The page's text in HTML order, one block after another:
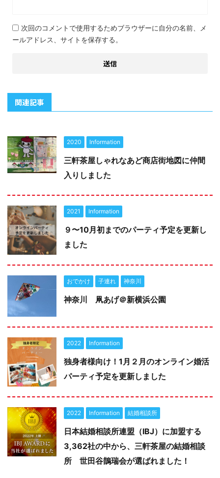
次回のコメントで使用するためブラウザーに自分の名前、メ
ールアドレス、サイトを保存する。
関連記事
2020 Information
三軒茶屋しゃれなあど商店街地図に仲間
入りしました
2021 Information
９〜10月初までのパーティ予定を更新し
ました
おでかけ 子連れ 神奈川
神奈川 凧あげ＠新横浜公園
2022 Information
独身者様向け！1月２月のオンライン婚活
パーティ予定を更新しました
2022 Information 結婚相談所
日本結婚相談所連盟（IBJ）に加盟する
3,362社の中から、三軒茶屋の結婚相談
所 世田谷鵲瑞会が選ばれました！